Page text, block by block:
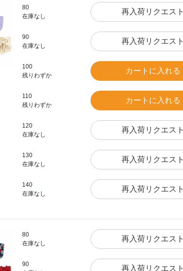
80
在庫なし
再入荷リクエスト
90
在庫なし
再入荷リクエスト
100
残りわずか
カートに入れる
110
残りわずか
カートに入れる
120
在庫なし
再入荷リクエスト
130
在庫なし
再入荷リクエスト
140
在庫なし
再入荷リクエスト
80
在庫なし
再入荷リクエスト
90
再入荷リクエスト